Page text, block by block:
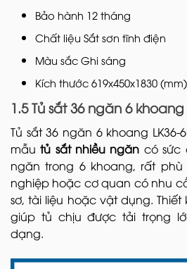
Bảo hành 12 tháng
Chất liệu Sắt sơn tĩnh điện
Màu sắc Ghi sáng
Kích thước 619x450x1830 (mm)
1.5 Tủ sắt 36 ngăn 6 khoang
Tủ sắt 36 ngăn 6 khoang
mẫutủ sắt nhiều ngăn có sức
ngăn trong 6 khoang, rất
nghiệp hoặc cơ quan có nhu
sơ, tài liệu hoặc vật dụng.
giúp tủ chịu được tải trọng
dạng.